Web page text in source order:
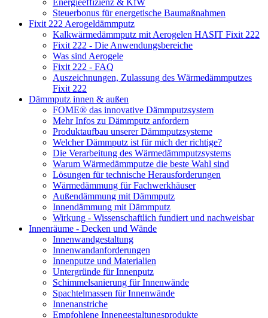
Energieeffizienz & KfW
Steuerbonus für energetische Baumaßnahmen
Fixit 222 Aerogeldämmputz
Kalkwärmedämmputz mit Aerogelen HASIT Fixit 222
Fixit 222 - Die Anwendungsbereiche
Was sind Aerogele
Fixit 222 - FAQ
Auszeichnungen, Zulassung des Wärmedämmputzes
Fixit 222
Dämmputz innen & außen
FOME® das innovative Dämmputzsystem
Mehr Infos zu Dämmputz anfordern
Produktaufbau unserer Dämmputzsysteme
Welcher Dämmputz ist für mich der richtige?
Die Verarbeitung des Wärmedämmputzsystems
Warum Wärmedämmputze die beste Wahl sind
Lösungen für technische Herausforderungen
Wärmedämmung für Fachwerkhäuser
Außendämmung mit Dämmputz
Innendämmung mit Dämmputz
Wirkung - Wissenschaftlich fundiert und nachweisbar
Innenräume - Decken und Wände
Innenwandgestaltung
Innenwandanforderungen
Innenputze und Materialien
Untergründe für Innenputz
Schimmelsanierung für Innenwände
Spachtelmassen für Innenwände
Innenanstriche
Empfohlene Innengestaltungsprodukte